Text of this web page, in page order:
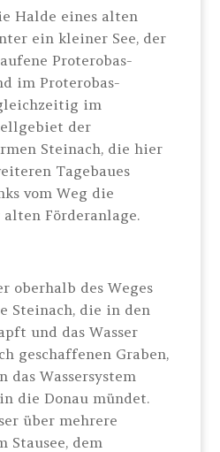
Halde eines alten
ein kleiner See, der
Proterobas-
im Proterobas-
im
der
Steinach, die hier
Tagebaues
vom Weg die
Förderanlage.
oberhalb des Weges
Steinach, die in den
und das Wasser
geschaffenen Graben,
das Wassersystem
die Donau mündet.
über mehrere
Stausee, dem